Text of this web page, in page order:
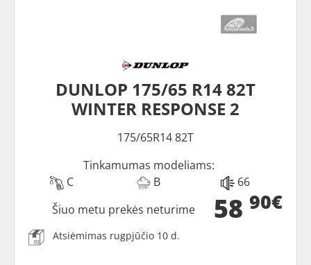
DUNLOP 175/65 R14 82T
WINTER RESPONSE 2
175/65R14 82T
Tinkamumas modeliams:
C
B 66
58 90€
Šiuo metu prekės neturime
Atsiėmimas rugpjūčio 10 d.